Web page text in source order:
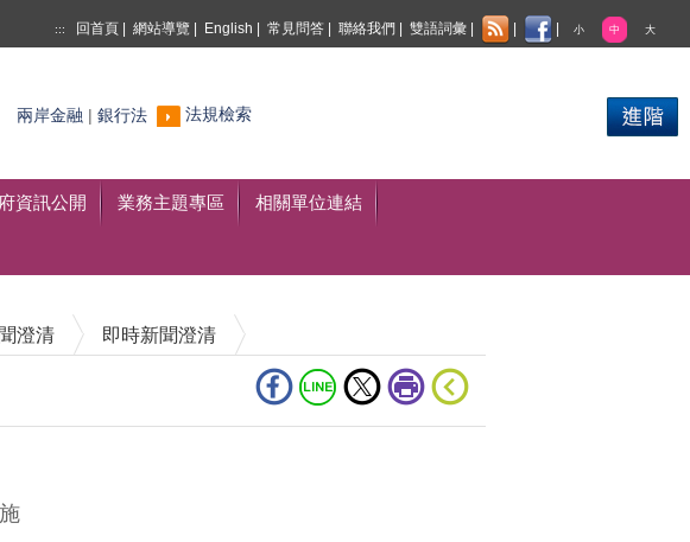
::: 回首頁 網站導覽 English 常見問答 聯絡我們 雙語詞彙 小 中 大
搜尋
兩岸金融 銀行法 法規檢索
資訊公開 業務主題專區 相關單位連結
澄清 即時新聞澄清